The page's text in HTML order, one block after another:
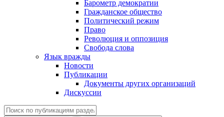
Барометр демократии
Гражданское общество
Политический режим
Право
Революция и оппозиция
Свобода слова
Язык вражды
Новости
Публикации
Документы других организаций
Дискуссии